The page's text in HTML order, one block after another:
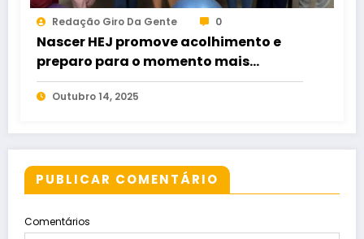
Redação Giro Da Gente 0
Nascer HEJ promove acolhimento e
preparo para o momento mais
esperado da maternidade
Outubro 14, 2025
PUBLICAR COMENTÁRIO
Comentários